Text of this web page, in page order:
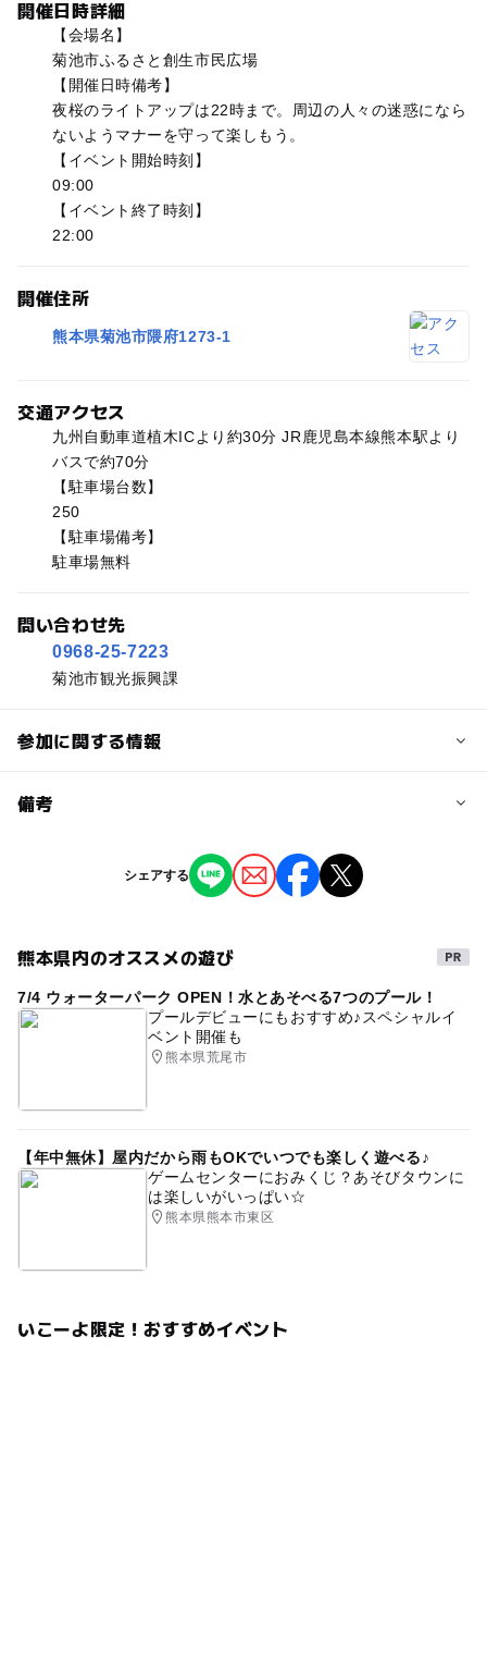
開催日時詳細
【会場名】
菊池市ふるさと創生市民広場
【開催日時備考】
夜桜のライトアップは22時まで。周辺の人々の迷惑になら
ないようマナーを守って楽しもう。
【イベント開始時刻】
09:00
【イベント終了時刻】
22:00
開催住所
熊本県菊池市隈府1273-1
交通アクセス
九州自動車道植木ICより約30分 JR鹿児島本線熊本駅より
バスで約70分
【駐車場台数】
250
【駐車場備考】
駐車場無料
問い合わせ先
0968-25-7223
菊池市観光振興課
参加に関する情報
予約/応募
注意・制限事項
備考
※掲載の情報は天候や主催者側の都合などにより変更にな
ることがあります。
シェアする
熊本県内のオススメの遊び
7/4 ウォーターパーク OPEN！水とあそべる7つのプール！
プールデビューにもおすすめ♪スペシャルイ
ベント開催も
熊本県荒尾市
【年中無休】屋内だから雨もOKでいつでも楽しく遊べる♪
ゲームセンターにおみくじ？あそびタウンに
は楽しいがいっぱい☆
熊本県熊本市東区
いこーよ限定！おすすめイベント